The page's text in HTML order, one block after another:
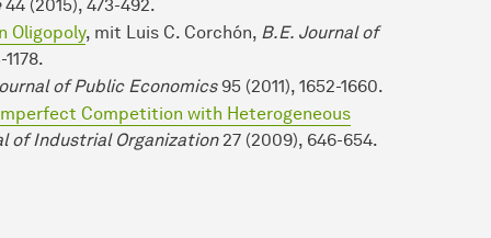
44 (2015), 473-492.
Oligopoly, mit Luis C. Corchón, B.E. Journal of
of Public Economics95 (2011), 1652-1660.
Competition with Heterogeneous
of Industrial Organization27 (2009), 646-654.